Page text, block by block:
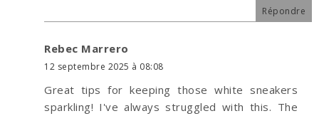
Répondre
Rebec Marrero
12 septembre 2025 à 08:08
Great tips for keeping those white sneakers
sparkling! I've always struggled with this. The